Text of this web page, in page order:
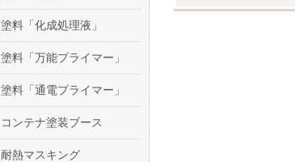
塗料「化成処理液」
塗料「万能プライマー」
塗料「通電プライマー」
コンテナ塗装ブース
耐熱マスキング